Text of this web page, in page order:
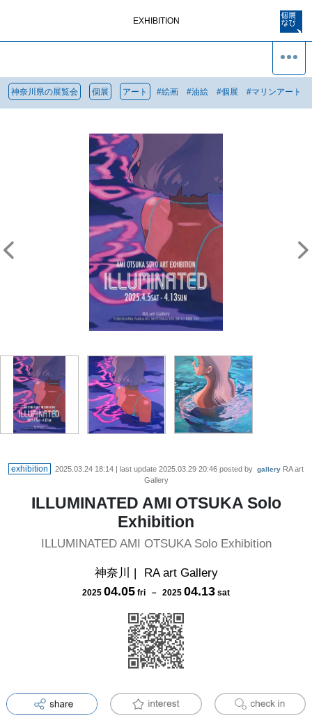
EXHIBITION
神奈川県の展覧会 個展 アート #絵画 #油絵 #個展 #マリンアート
exhibition 2025.03.24 18:14 | last update 2025.03.29 20:46 posted by gallery RA art
Gallery
ILLUMINATED AMI OTSUKA Solo
Exhibition
ILLUMINATED AMI OTSUKA Solo Exhibition
神奈川 | RA art Gallery
2025 04.05 fri － 2025 04.13 sat